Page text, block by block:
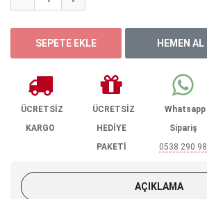
ÜCRETSİZ
KARGO
ÜCRETSİZ
HEDİYE
PAKETİ
Whatsapp
Sipariş
0538 290 98
AÇIKLAMA